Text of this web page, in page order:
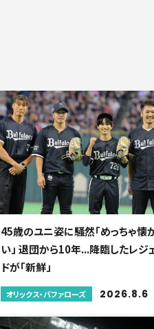
45歳のユニ姿に騒然「めっちゃ懐
い」 退団から10年...降臨したレジ
ドが「新鮮」
オリックス・バファローズ 2026.8.6